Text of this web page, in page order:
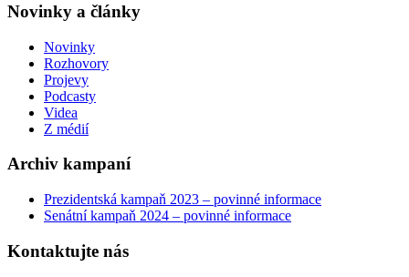
Novinky a články
Novinky
Rozhovory
Projevy
Podcasty
Videa
Z médií
Archiv kampaní
Prezidentská kampaň 2023 – povinné informace
Senátní kampaň 2024 – povinné informace
Kontaktujte nás